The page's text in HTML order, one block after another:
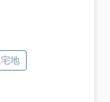
地